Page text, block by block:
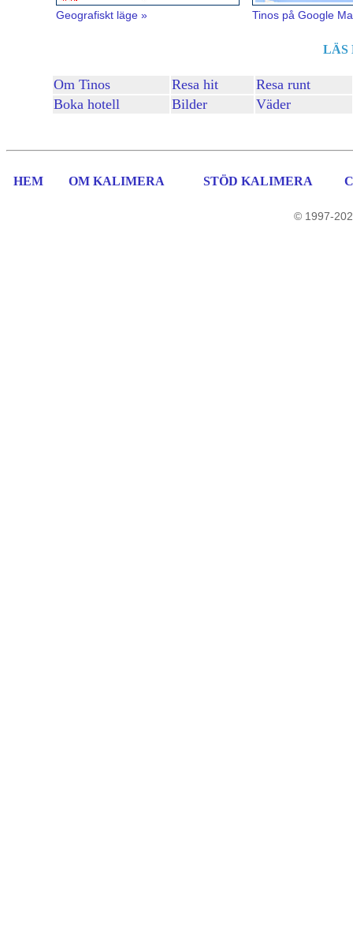
Geografiskt läge » Tinos på Google
LÄS
Om Tinos Resa hit
Resa runt
Boka hotell
Bilder Väder
HEM OM KALIMERA STÖD KALIMERA
© 1997-